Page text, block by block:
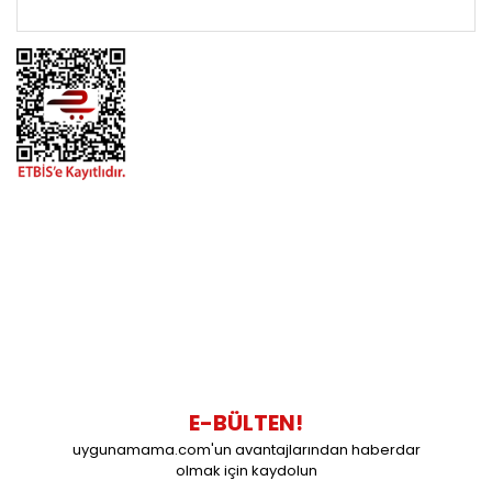
E-BÜLTEN!
uygunamama.com'un avantajlarından haberdar
olmak için kaydolun